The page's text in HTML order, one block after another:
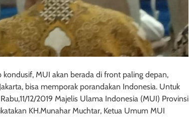
kondusif, MUI akan berada di front paling depan,
bisa memporak porandakan Indonesia. Untuk
12/2019 Majelis Ulama Indonesia (MUI) Provinsi
KH.Munahar Muchtar, Ketua Umum MUI